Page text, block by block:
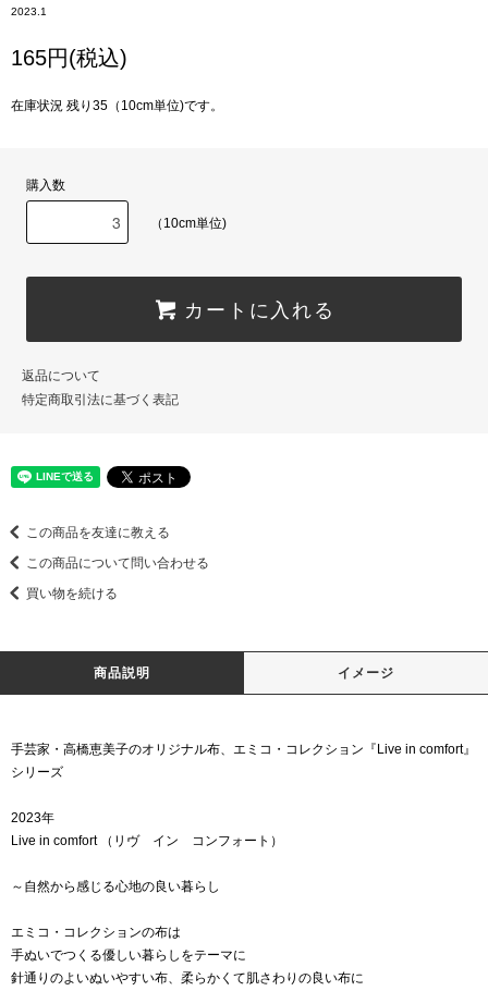
2023.1
165円(税込)
在庫状況 残り35（10cm単位)です。
購入数
（10cm単位)
カートに入れる
返品について
特定商取引法に基づく表記
この商品を友達に教える
この商品について問い合わせる
買い物を続ける
商品説明 イメージ
手芸家・高橋恵美子のオリジナル布、エミコ・コレクション『Live in comfort』
シリーズ
2023年
Live in comfort （リヴ イン コンフォート）
～自然から感じる心地の良い暮らし
エミコ・コレクションの布は
手ぬいでつくる優しい暮らしをテーマに
針通りのよいぬいやすい布、柔らかくて肌さわりの良い布に